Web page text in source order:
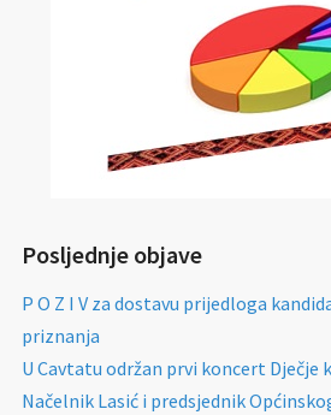
Posljednje objave
P O Z I V za dostavu prijedloga
priznanja
U Cavtatu održan prvi koncert Dječje
Načelnik Lasić i predsjednik